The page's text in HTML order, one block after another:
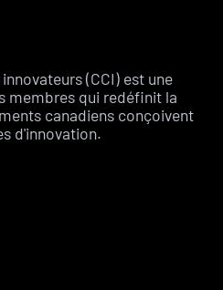
(CCI) est une
membres qui redéfinit la
canadiens conçoivent
d'innovation.